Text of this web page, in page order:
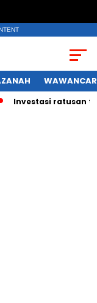
ratusan triliun